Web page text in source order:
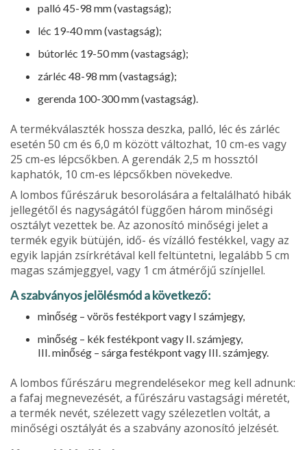
palló 45-98 mm (vastagság);
léc 19-40 mm (vastagság);
bútorléc 19-50 mm (vastagság);
zárléc 48-98 mm (vastagság);
gerenda 100-300 mm (vastagság).
A termékválaszték hossza deszka, palló, léc és zárléc
esetén 50 cm és 6,0 m között változhat, 10 cm-es vagy
25 cm-es lépcsőkben. A gerendák 2,5 m hossztól
kaphatók, 10 cm-es lépcsőkben növekedve.
A lombos fűrészáruk besorolására a feltalálható hibák
jellegétől és nagyságától függően három minőségi
osztályt vezettek be. Az azonosító mi­nőségi jelet a
termék egyik bütüjén, idő- és vízálló festékkel, vagy az
egyik lapján zsírkrétával kell feltüntetni, legalább 5 cm
magas számjeggyel, vagy 1 cm átmérőjű színjellel.
A szabványos jelölésmód a következő:
minőség – vörös festékport vagy I számjegy,
minőség – kék festékpont vagy II. számjegy,
III. minőség – sárga festékpont vagy III. számjegy.
A lombos fűrészáru megrendelésekor meg kell adnunk:
a fafaj megnevezését, a fűrészáru vas­tagsági méretét,
a termék nevét, szélezett vagy szélezetlen voltát, a
minőségi osztályát és a szabvány azonosító jelzését.